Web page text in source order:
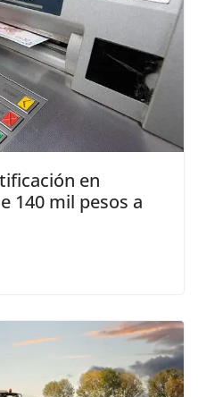
en
140 mil pesos a